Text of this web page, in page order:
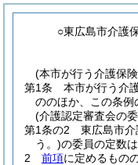
○東広島市介護
(本市が行う介護保
第1条
本市が行う介
ののほか、この条例
(介護認定審査会の
第1条の2
東広島市
う。)の委員の定数
2
前項に定めるもの